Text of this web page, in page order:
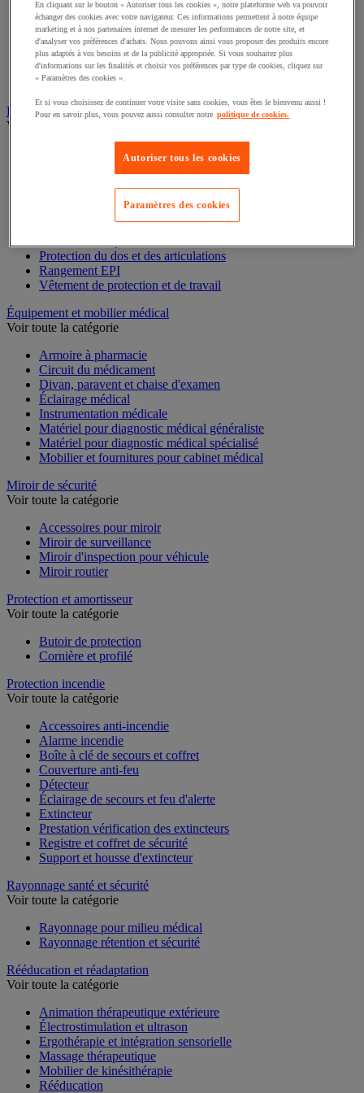
Accessoires pour coffre fort, armoire et boite à clés
Armoire à clés
Armoire forte
Boîte à clés
Coffre-fort
Équipement de protection individuelle (EPI)
Voir toute la catégorie
Protection de la tête
Protection des pieds
Protection du dos et des articulations
Rangement EPI
Vêtement de protection et de travail
Équipement et mobilier médical
Voir toute la catégorie
Armoire à pharmacie
Circuit du médicament
Divan, paravent et chaise d'examen
Éclairage médical
Instrumentation médicale
Matériel pour diagnostic médical généraliste
Matériel pour diagnostic médical spécialisé
Mobilier et fournitures pour cabinet médical
Miroir de sécurité
Voir toute la catégorie
Accessoires pour miroir
Miroir de surveillance
Miroir d'inspection pour véhicule
Miroir routier
Protection et amortisseur
Voir toute la catégorie
Butoir de protection
Cornière et profilé
Protection incendie
Voir toute la catégorie
Accessoires anti-incendie
Alarme incendie
Boîte à clé de secours et coffret
Couverture anti-feu
Détecteur
Éclairage de secours et feu d'alerte
Extincteur
Prestation vérification des extincteurs
Registre et coffret de sécurité
Support et housse d'extincteur
Rayonnage santé et sécurité
Voir toute la catégorie
Rayonnage pour milieu médical
Rayonnage rétention et sécurité
Rééducation et réadaptation
Voir toute la catégorie
Animation thérapeutique extérieure
Électrostimulation et ultrason
Ergothérapie et intégration sensorielle
Massage thérapeutique
Mobilier de kinésithérapie
Rééducation
En cliquant sur le bouton « Autoriser tous les cookies », notre plateforme web va pouvoir
échanger des cookies avec votre navigateur. Ces informations permettent à notre équipe
marketing et à nos partenaires internet de mesurer les performances de notre site, et
d'analyser vos préférences d'achats. Nous pouvons ainsi vous proposer des produits encore
plus adaptés à vos besoins et de la publicité appropriée. Si vous souhaitez plus
d'informations sur les finalités et choisir vos préférences par type de cookies, cliquez sur
« Paramètres des cookies ».
Et si vous choisissez de continuer votre visite sans cookies, vous êtes le bienvenu aussi !
Pour en savoir plus, vous pouvez aussi consulter notre politique de cookies.
Autoriser tous les cookies
Paramètres des cookies